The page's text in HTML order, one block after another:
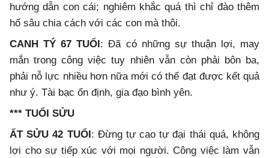
hướng dẫn con cái; nghiêm khắc quá thì chỉ đào thêm
hố sâu chia cách với các con mà thôi.
CANH TÝ 67 TUỔI: Đã có những sự thuận lợi, may
mắn trong công việc tuy nhiên vẫn còn phải bôn ba,
phải nỗ lực nhiều hơn nữa mới có thể đạt được kết quả
như ý. Tài bạc ổn định, gia đạo bình yên.
*** TUỔI SỬU
ẤT SỬU 42 TUỔI: Đừng tự cao tự đại thái quá, không
lợi cho sự tiếp xúc với mọi người. Công việc làm vẫn